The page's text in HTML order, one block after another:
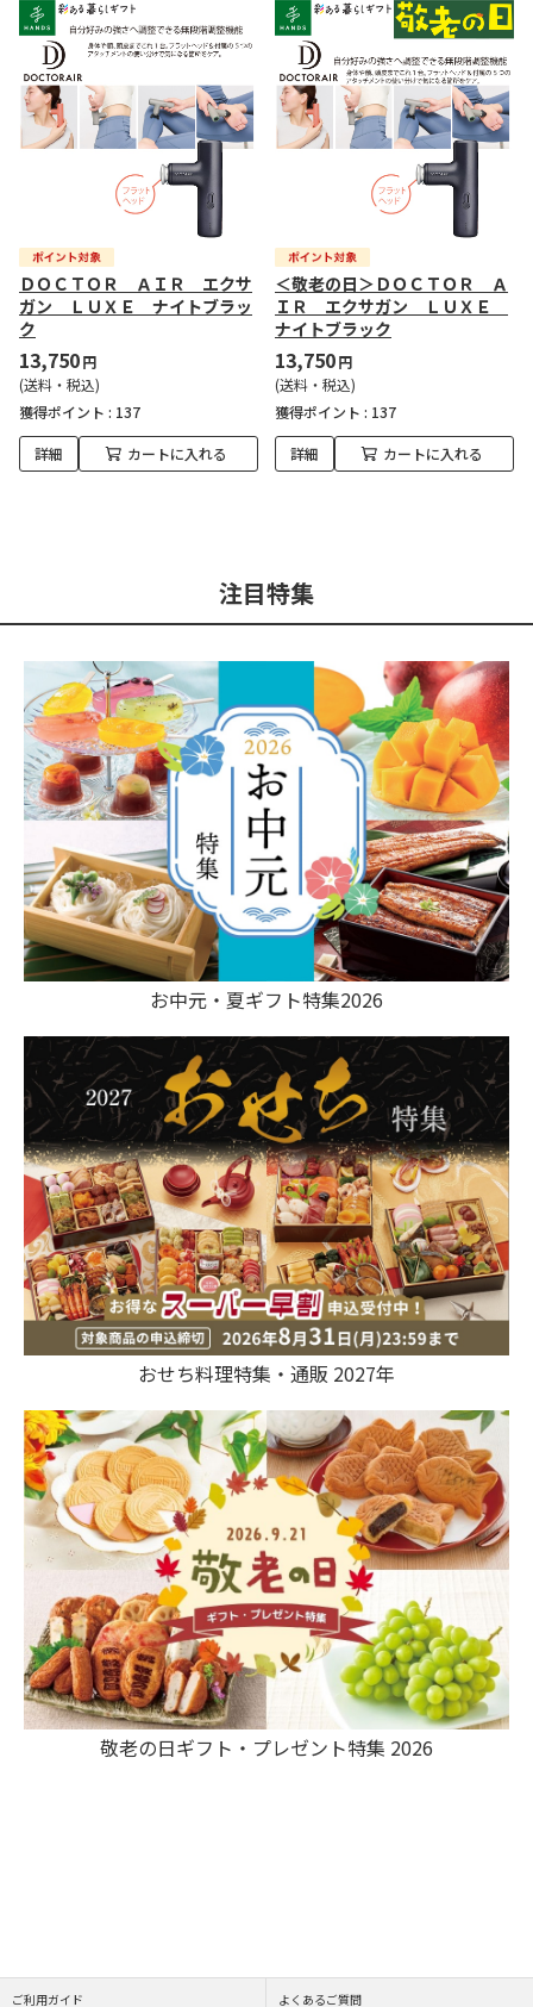
ＤＯＣＴＯＲ ＡＩＲ エクサ
ガン ＬＵＸＥ ナイトブラッ
ク
13,750円
(送料・税込)
獲得ポイント : 137
詳細 カートに入れる
＜敬老の日＞ＤＯＣＴＯＲ Ａ
ＩＲ エクサガン ＬＵＸＥ
ナイトブラック
13,750円
(送料・税込)
獲得ポイント : 137
詳細 カートに入れる
注目特集
お中元・夏ギフト特集2026
おせち料理特集・通販 2027年
敬老の日ギフト・プレゼント特集 2026
ご利用ガイド よくあるご質問